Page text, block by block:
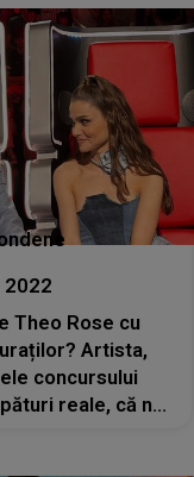
2022
Theo Rose cu
Artista,
concursului
reale, că noi